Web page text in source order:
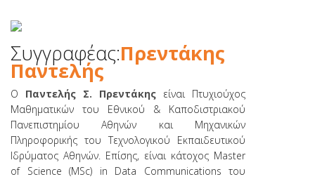
Συγγραφέας:Πρεντάκης
Παντελής
Ο Παντελής Σ. Πρεντάκης είναι Πτυχιούχος
Μαθηματικών του Εθνικού & Καποδιστριακού
Πανεπιστημίου Αθηνών και Μηχανικών
Πληροφορικής του Τεχνολογικού Εκπαιδευτικού
Ιδρύματος Αθηνών. Επίσης, είναι κάτοχος Master
of Science (MSc) in Data Communications του